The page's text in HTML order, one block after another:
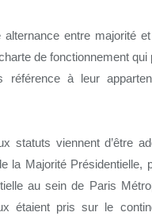
entre majorité
de fonctionnement qui
référence à leur
statuts viennent d’être
la Majorité Présidentielle,
au sein de Paris
étaient pris sur le